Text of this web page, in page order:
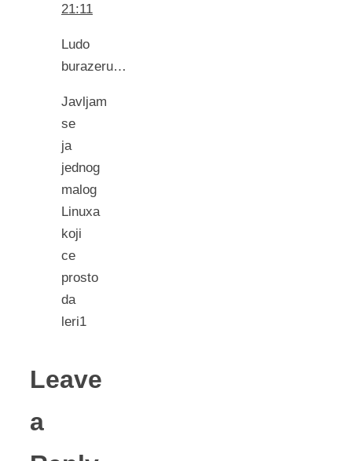
21:11
Ludo
burazeru…
Javljam
se
ja
jednog
malog
Linuxa
koji
ce
prosto
da
leri1
Leave
a